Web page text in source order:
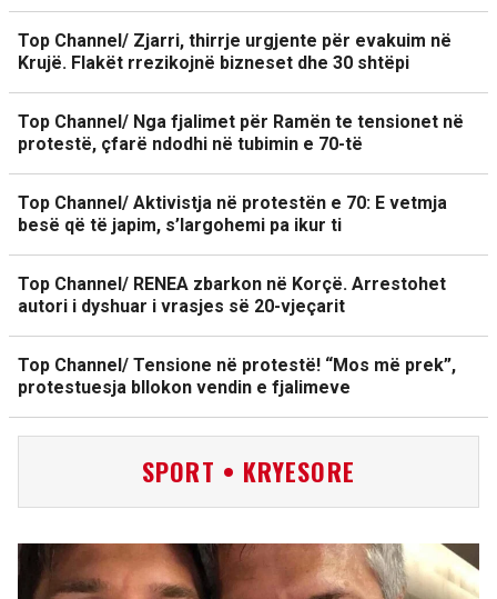
Top Channel/ Zjarri, thirrje urgjente për evakuim në
Krujë. Flakët rrezikojnë bizneset dhe 30 shtëpi
Top Channel/ Nga fjalimet për Ramën te tensionet në
protestë, çfarë ndodhi në tubimin e 70-të
Top Channel/ Aktivistja në protestën e 70: E vetmja
besë që të japim, s’largohemi pa ikur ti
Top Channel/ RENEA zbarkon në Korçë. Arrestohet
autori i dyshuar i vrasjes së 20-vjeçarit
Top Channel/ Tensione në protestë! “Mos më prek”,
protestuesja bllokon vendin e fjalimeve
SPORT • KRYESORE